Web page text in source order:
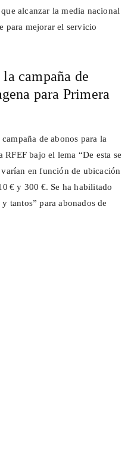
alcanzar la media nacional
para mejorar el servicio
la campaña de
para Primera
de abonos para la
bajo el lema “De esta se
en función de ubicación
€ y 300 €. Se ha habilitado
tantos” para abonados de